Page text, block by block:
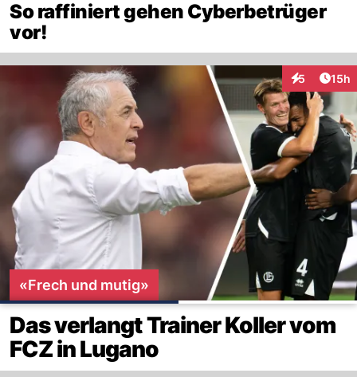
So raffiniert gehen Cyberbetrüger
vor!
5
Interaktionen
15h
«Frech und mutig»
Das verlangt Trainer Koller vom
FCZ in Lugano